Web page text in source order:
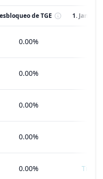
de TGE 1. Jan 2025
0.00%
0.00%
0.00%
0.00%
0.00%